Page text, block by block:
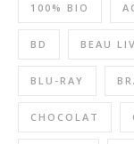
100% BIO
BD BEAU
BLU-RAY
CHOCOLAT